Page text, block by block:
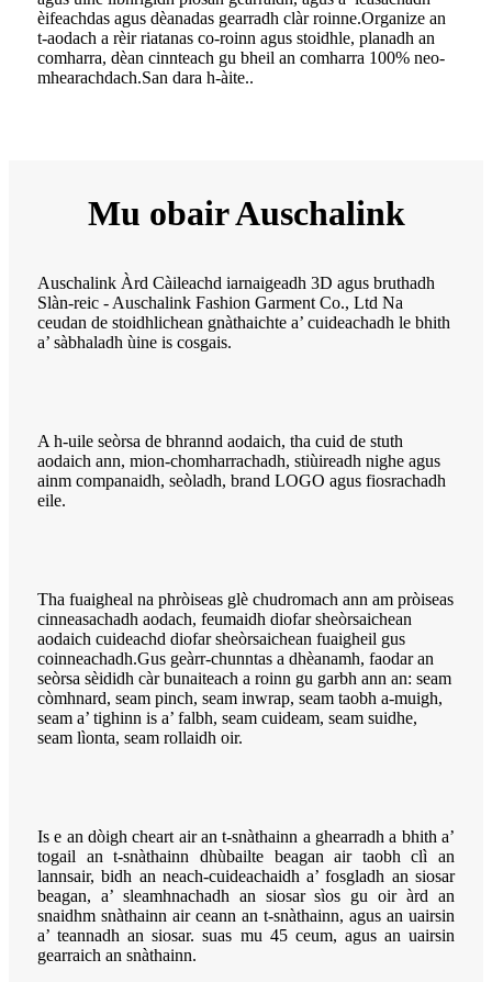
èifeachdas agus dèanadas gearradh clàr roinne.Organize an
t-aodach a rèir riatanas co-roinn agus stoidhle, planadh an
comharra, dèan cinnteach gu bheil an comharra 100% neo-
mhearachdach.San dara h-àite..
Mu obair Auschalink
Auschalink Àrd Càileachd iarnaigeadh 3D agus bruthadh
Slàn-reic - Auschalink Fashion Garment Co., Ltd Na
ceudan de stoidhlichean gnàthaichte a’ cuideachadh le bhith
a’ sàbhaladh ùine is cosgais.
A h-uile seòrsa de bhrannd aodaich, tha cuid de stuth
aodaich ann, mion-chomharrachadh, stiùireadh nighe agus
ainm companaidh, seòladh, brand LOGO agus fiosrachadh
eile.
Tha fuaigheal na phròiseas glè chudromach ann am pròiseas
cinneasachadh aodach, feumaidh diofar sheòrsaichean
aodaich cuideachd diofar sheòrsaichean fuaigheil gus
coinneachadh.Gus geàrr-chunntas a dhèanamh, faodar an
seòrsa sèididh càr bunaiteach a roinn gu garbh ann an: seam
còmhnard, seam pinch, seam inwrap, seam taobh a-muigh,
seam a’ tighinn is a’ falbh, seam cuideam, seam suidhe,
seam lìonta, seam rollaidh oir.
Is e an dòigh cheart air an t-snàthainn a ghearradh a bhith a’
togail an t-snàthainn dhùbailte beagan air taobh clì an
lannsair, bidh an neach-cuideachaidh a’ fosgladh an siosar
beagan, a’ sleamhnachadh an siosar sìos gu oir àrd an
snaidhm snàthainn air ceann an t-snàthainn, agus an uairsin
a’ teannadh an siosar. suas mu 45 ceum, agus an uairsin
gearraich an snàthainn.